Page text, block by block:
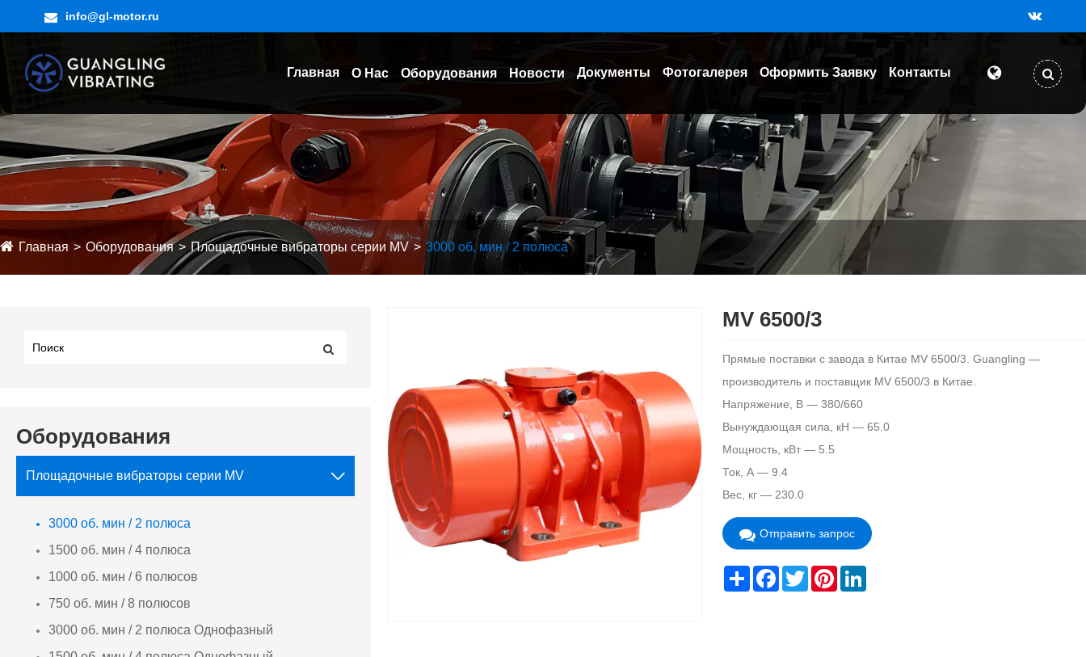
info@gl-motor.ru
Главная О Нас Оборудования Новости Документы Фотогалерея Оформить Заявку Контакты
Главная Оборудования Площадочные вибраторы серии MV 3000 об. мин / 2 полюса
Оборудования
Площадочные вибраторы серии MV 
3000 об. мин / 2 полюса
1500 об. мин / 4 полюса
1000 об. мин / 6 полюсов
750 об. мин / 8 полюсов
3000 об. мин / 2 полюса Однофазный
MV 6500/3
Прямые поставки с завода в Китае MV 6500/3. Guangling —
производитель и поставщик MV 6500/3 в Китае.
Напряжение, В — 380/660
Вынуждающая сила, кН — 65.0
Мощность, кВт — 5.5
Ток, А — 9.4
Вес, кг — 230.0
Отправить запрос
Share Facebook
TwitterPinterest